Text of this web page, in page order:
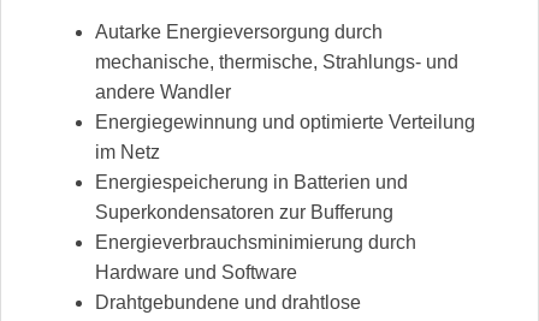
Autarke Energieversorgung durch
mechanische, thermische, Strahlungs- und
andere Wandler
Energiegewinnung und optimierte Verteilung
im Netz
Energiespeicherung in Batterien und
Superkondensatoren zur Bufferung
Energieverbrauchsminimierung durch
Hardware und Software
Drahtgebundene und drahtlose